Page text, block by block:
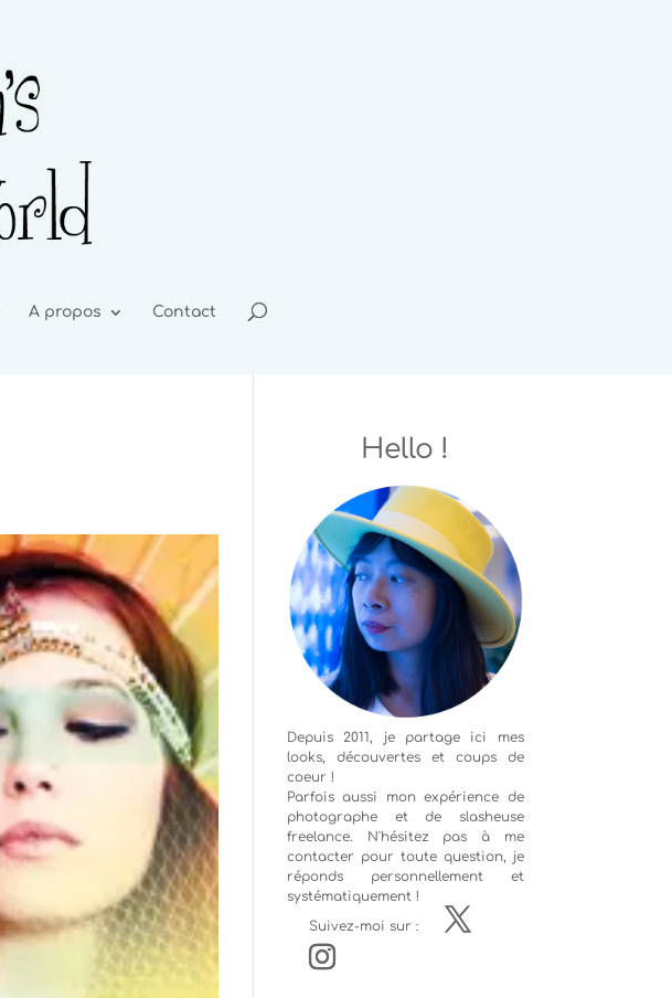
A propos Contact
Hello !
Depuis 2011, je partage ici mes
looks, découvertes et coups de
coeur !
Parfois aussi mon expérience de
photographeet de slasheuse
freelance. N'hésitez pas à me
contacter pour toute question, je
réponds personnellement et
systématiquement !
Suivez-moi sur :